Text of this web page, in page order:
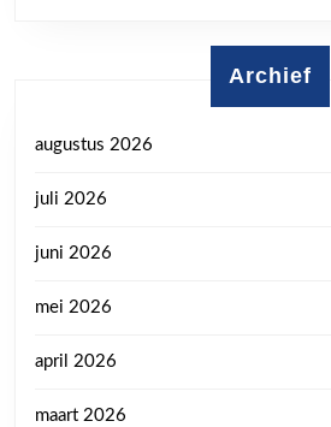
Archief
augustus 2026
juli 2026
juni 2026
mei 2026
april 2026
maart 2026